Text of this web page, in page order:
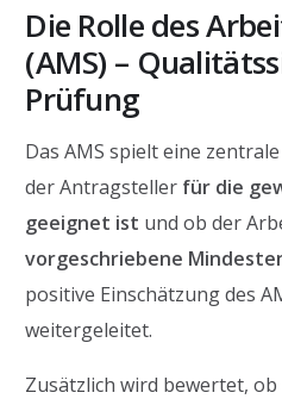
Die Rolle des
(AMS) –
Prüfung
Das AMS spielt eine
der Antragsteller für die
geeignet ist und ob der
vorgeschriebene
positive Einschätzung des
weitergeleitet.
Zusätzlich wird bewertet, ob